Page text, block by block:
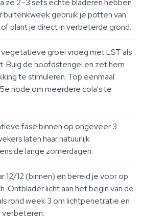
ze 2–3 sets echte bladeren hebben
buitenkweek gebruik je potten van
plant je direct in verbeterde grond.
groei vroeg met LST als
Buig de hoofdstengel en zet hem
te stimuleren. Top eenmaal
node om meerdere cola's te
fase binnen op ongeveer 3
laten haar natuurlijk
de lange zomerdagen.
12/12 (binnen) en bereid je voor op
Ontblader licht aan het begin van de
rond week 3 om lichtpenetratie en
verbeteren.